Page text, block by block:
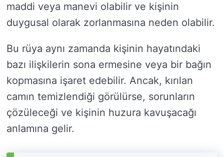
maddi veya manevi olabilir ve kişinin
duygusal olarak zorlanmasına neden olabilir.
Bu rüya aynı zamanda kişinin hayatındaki
bazı ilişkilerin sona ermesine veya bir bağın
kopmasına işaret edebilir. Ancak, kırılan
camın temizlendiği görülürse, sorunların
çözüleceği ve kişinin huzura kavuşacağı
anlamına gelir.